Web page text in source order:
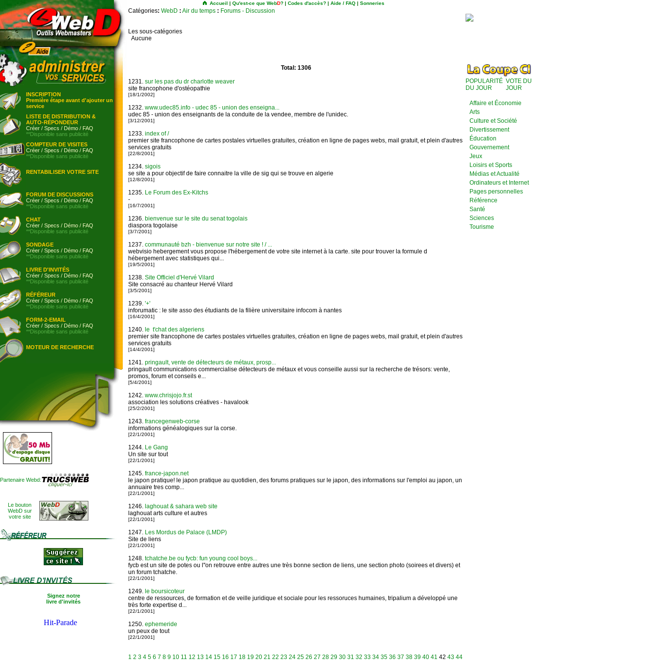
INSCRIPTION
Première étape avant d'ajouter un
service
LISTE DE DISTRIBUTION &
AUTO-RÉPONDEUR
Créer / Specs / Démo / FAQ
**Disponible sans publicité
COMPTEUR DE VISITES
Créer / Specs / Démo / FAQ
**Disponible sans publicité
RENTABILISER VOTRE SITE
FORUM DE DISCUSSIONS
Créer / Specs / Démo / FAQ
**Disponible sans publicité
CHAT
Créer / Specs / Démo / FAQ
**Disponible sans publicité
SONDAGE
Créer / Specs / Démo / FAQ
**Disponible sans publicité
LIVRE D'INVITÉS
Créer / Specs / Démo / FAQ
**Disponible sans publicité
RÉFÉREUR
Créer / Specs / Démo / FAQ
**Disponible sans publicité
FORM-2-EMAIL
Créer / Specs / Démo / FAQ
**Disponible sans publicité
MOTEUR DE RECHERCHE
Partenaire Webd:
Le bouton
WebD sur
votre site
Signez notre
livre d'invités
Accueil | Qu'est-ce que WebD? | Codes d'accès? | Aide / FAQ | Sonneries
Catégories: WebD : Air du temps : Forums - Discussion
Les sous-catégories
Aucune
Total: 1306
1231. sur les pas du dr charlotte weaver
site francophone d'ostéopathie
[18/1/2002]
1232. www.udec85.info - udec 85 - union des enseigna...
udec 85 - union des enseignants de la conduite de la vendee, membre de l'unidec.
[3/12/2001]
1233. index of /
premier site francophone de cartes postales virtuelles gratuites, création en ligne de pages webs, mail gratuit, et plein d'autres
services gratuits
[22/8/2001]
1234. sigois
se site a pour objectif de faire connaitre la ville de sig qui se trouve en algerie
[12/8/2001]
1235. Le Forum des Ex-Kitchs
-
[16/7/2001]
1236. bienvenue sur le site du senat togolais
diaspora togolaise
[3/7/2001]
1237. communauté bzh - bienvenue sur notre site ! / ...
webvisio hebergement vous propose l'hébergement de votre site internet à la carte. site pour trouver la formule d
hébergement avec statistiques qui...
[19/5/2001]
1238. Site Officiel d'Hervé Vilard
Site consacré au chanteur Hervé Vilard
[3/5/2001]
1239. '+'
inforumatic : le site asso des étudiants de la filière universitaire infocom à nantes
[16/4/2001]
1240. le t'chat des algeriens
premier site francophone de cartes postales virtuelles gratuites, création en ligne de pages webs, mail gratuit, et plein d'autres
services gratuits
[14/4/2001]
1241. pringault, vente de détecteurs de métaux, prosp...
pringault communications commercialise détecteurs de métaux et vous conseille aussi sur la recherche de trésors: vente,
promos, forum et conseils e...
[5/4/2001]
1242. www.chrisjojo.fr.st
association les solutions créatives - havalook
[25/2/2001]
1243. francegenweb-corse
informations généalogiques sur la corse.
[22/1/2001]
1244. Le Gang
Un site sur tout
[22/1/2001]
1245. france-japon.net
le japon pratique! le japon pratique au quotidien, des forums pratiques sur le japon, des informations sur l'emploi au japon, un
annuaire tres comp...
[22/1/2001]
1246. laghouat & sahara web site
laghouat arts culture et autres
[22/1/2001]
1247. Les Mordus de Palace (LMDP)
Site de liens
[22/1/2001]
1248. tchatche.be ou fycb: fun young cool boys...
fycb est un site de potes ou l''on retrouve entre autres une très bonne section de liens, une section photo (soirees et divers) et
un forum tchatche.
[22/1/2001]
1249. le boursicoteur
centre de ressources, de formation et de veille juridique et sociale pour les ressoruces humaines, tripalium a développé une
très forte expertise d...
[22/1/2001]
1250. ephemeride
un peux de tout
[22/1/2001]
1 2 3 4 5 6 7 8 9 10 11 12 13 14 15 16 17 18 19 20 21 22 23 24 25 26 27 28 29 30 31 32 33 34 35 36 37 38 39 40 41 42 43 44
POPULARITÉ
DU JOUR
VOTE DU
JOUR
Affaire et Économie
Arts
Culture et Société
Divertissement
Éducation
Gouvernement
Jeux
Loisirs et Sports
Médias et Actualité
Ordinateurs et Internet
Pages personnelles
Référence
Santé
Sciences
Tourisme